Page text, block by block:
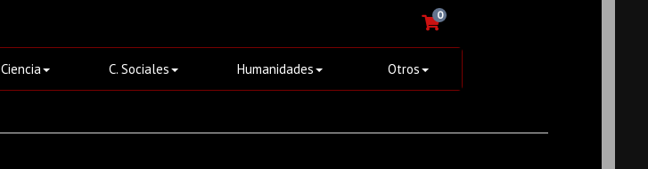
0
Ciencia C. Sociales Humanidades Otros